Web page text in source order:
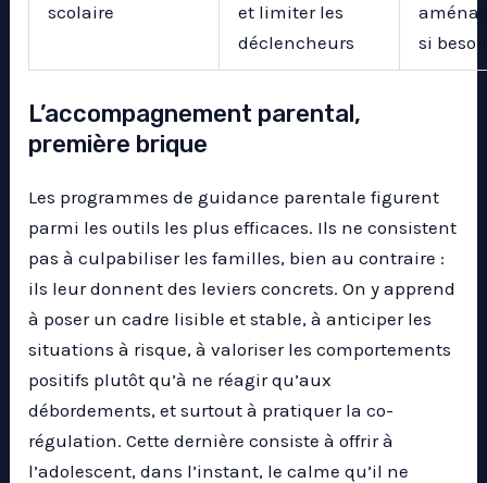
scolaire
et limiter les
déclencheurs
si
L’accompagnement parental,
première brique
Les programmes de guidance parentale figurent
parmi les outils les plus efficaces. Ils ne consistent
pas à culpabiliser les familles, bien au contraire :
ils leur donnent des leviers concrets. On y apprend
à poser un cadre lisible et stable, à anticiper les
situations à risque, à valoriser les comportements
positifs plutôt qu’à ne réagir qu’aux
débordements, et surtout à pratiquer la co-
régulation. Cette dernière consiste à offrir à
l’adolescent, dans l’instant, le calme qu’il ne